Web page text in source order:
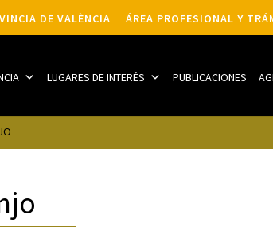
DE VALÈNCIA ÁREA PROFESIONAL Y
LUGARES DE INTERÉS PUBLICACIONES